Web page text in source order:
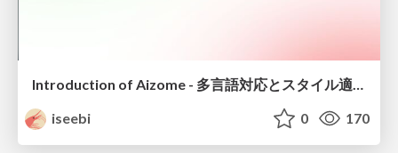
Introduction of Aizome - 多言語対応とスタイル適用を両立する書式付き文字列ライブラリ
iseebi
0 170